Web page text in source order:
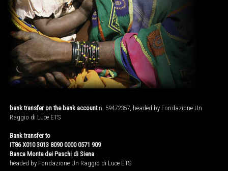
bank transfer on the bank accountn. 59472357, headed by Fondazione Un
Raggio di Luce ETS
Bank transfer to
IT86 X010 3013 8090 0000 0571 909
Banca Monte dei Paschi di Siena
headed by Fondazione Un Raggio di Luce ETS